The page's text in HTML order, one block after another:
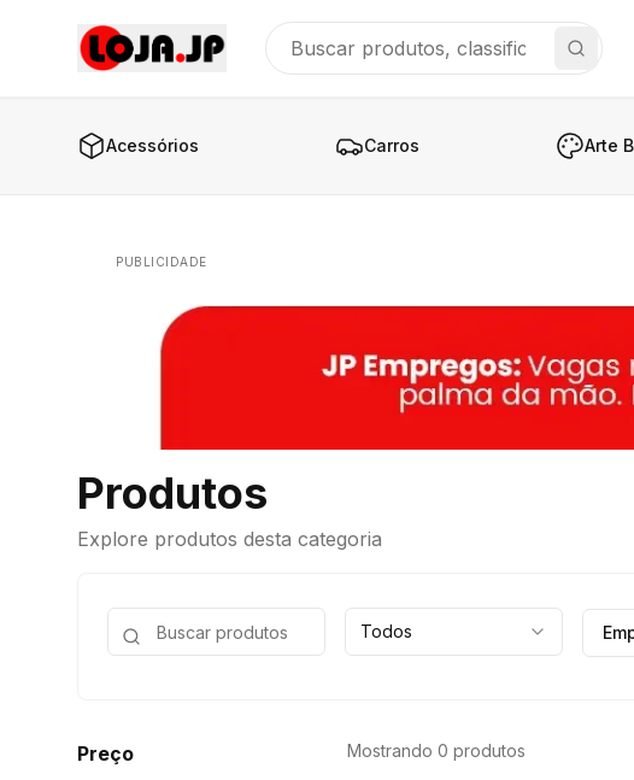
Acessórios Carros Arte
PUBLICIDADE
Produtos
Explore produtos desta categoria
Todos
Preço Mostrando 0 produtos